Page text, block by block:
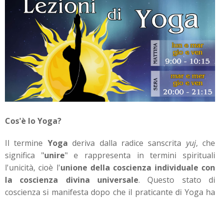
Cos'è lo Yoga?
Il termine Yoga deriva dalla radice sanscrita yuj, che
significa "unire" e rappresenta in termini spirituali
l'unicità, cioè l'unione della coscienza individuale con
la coscienza divina universale. Questo stato di
coscienza si manifesta dopo che il praticante di Yoga ha